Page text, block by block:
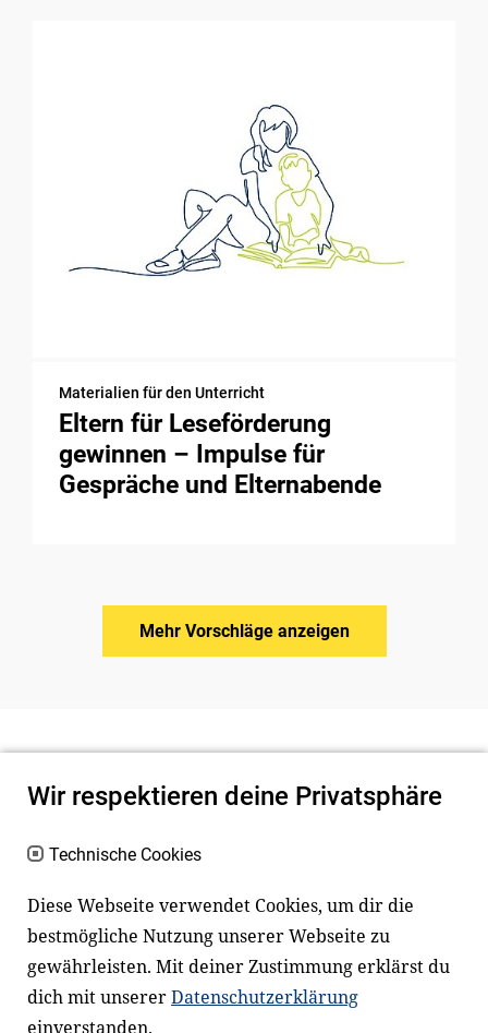
Materialien für den Unterricht
Eltern für Leseförderung
gewinnen – Impulse für
Gespräche und Elternabende
Mehr Vorschläge anzeigen
Newsletter Instagram
Facebook LinkedIn
Wir respektieren deine Privatsphäre
Technische Cookies
Diese Webseite verwendet Cookies, um dir die
bestmögliche Nutzung unserer Webseite zu
gewährleisten. Mit deiner Zustimmung erklärst du
dich mit unsererDatenschutzerklärung
einverstanden.